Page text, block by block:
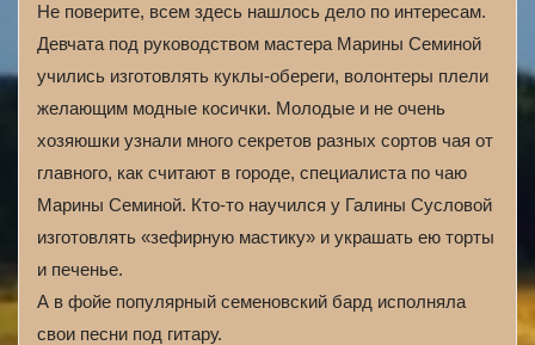
Не поверите, всем здесь нашлось дело по интересам.
Девчата под руководством мастера Марины Семиной
учились изготовлять куклы-обереги, волонтеры плели
желающим модные косички. Молодые и не очень
хозяюшки узнали много секретов разных сортов чая от
главного, как считают в городе, специалиста по чаю
Марины Семиной. Кто-то научился у Галины Сусловой
изготовлять «зефирную мастику» и украшать ею торты
и печенье.
А в фойе популярный семеновский бард исполняла
свои песни под гитару.